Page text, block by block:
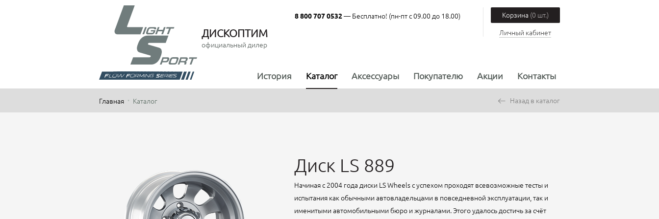
ДИСКОПТИМ
официальный дилер
8 800 707 0532— Бесплатно! (пн-пт с 09.00 до 18.00) Корзина (0 шт.)
Личный кабинет
История Каталог Аксессуары Покупателю Акции Контакты
Главная Каталог Назад в каталог
Диск LS 889
Начиная с 2004 года диски LS Wheels с успехом проходят всевозможные тесты и
испытания как обычными автовладельцами в повседневной эксплуатации, так и
именитыми автомобильными бюро и журналами. Этого удалось достичь за счёт